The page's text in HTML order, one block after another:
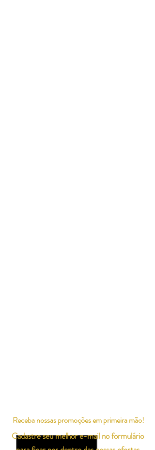
Cadastre seu melhor e-mail no formulário
Receba nossas promoções em primeira mão!